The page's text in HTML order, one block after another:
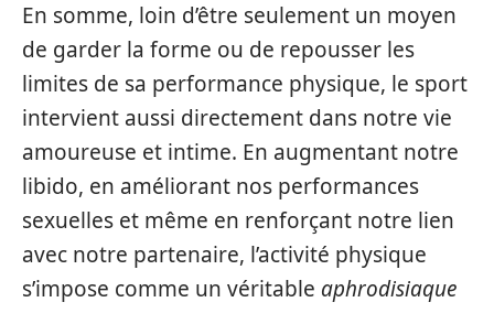
En somme, loin d’être seulement un moyen
de garder la forme ou de repousser les
limites de sa performance physique, le sport
intervient aussi directement dans notre vie
amoureuse et intime. En augmentant notre
libido, en améliorant nos performances
sexuelles et même en renforçant notre lien
avec notre partenaire, l’activité physique
s’impose comme un véritable aphrodisiaque